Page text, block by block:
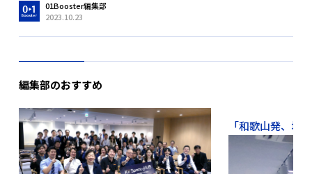
01Booster編集部
2023.10.23
編集部のおすすめ
「和歌山発、地